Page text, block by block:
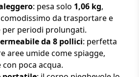
: pesa solo 1,06 kg,
da trasportare e
per periodi prolungati.
da 8 pollici: perfetta
aree umide come spiagge,
poca acqua.